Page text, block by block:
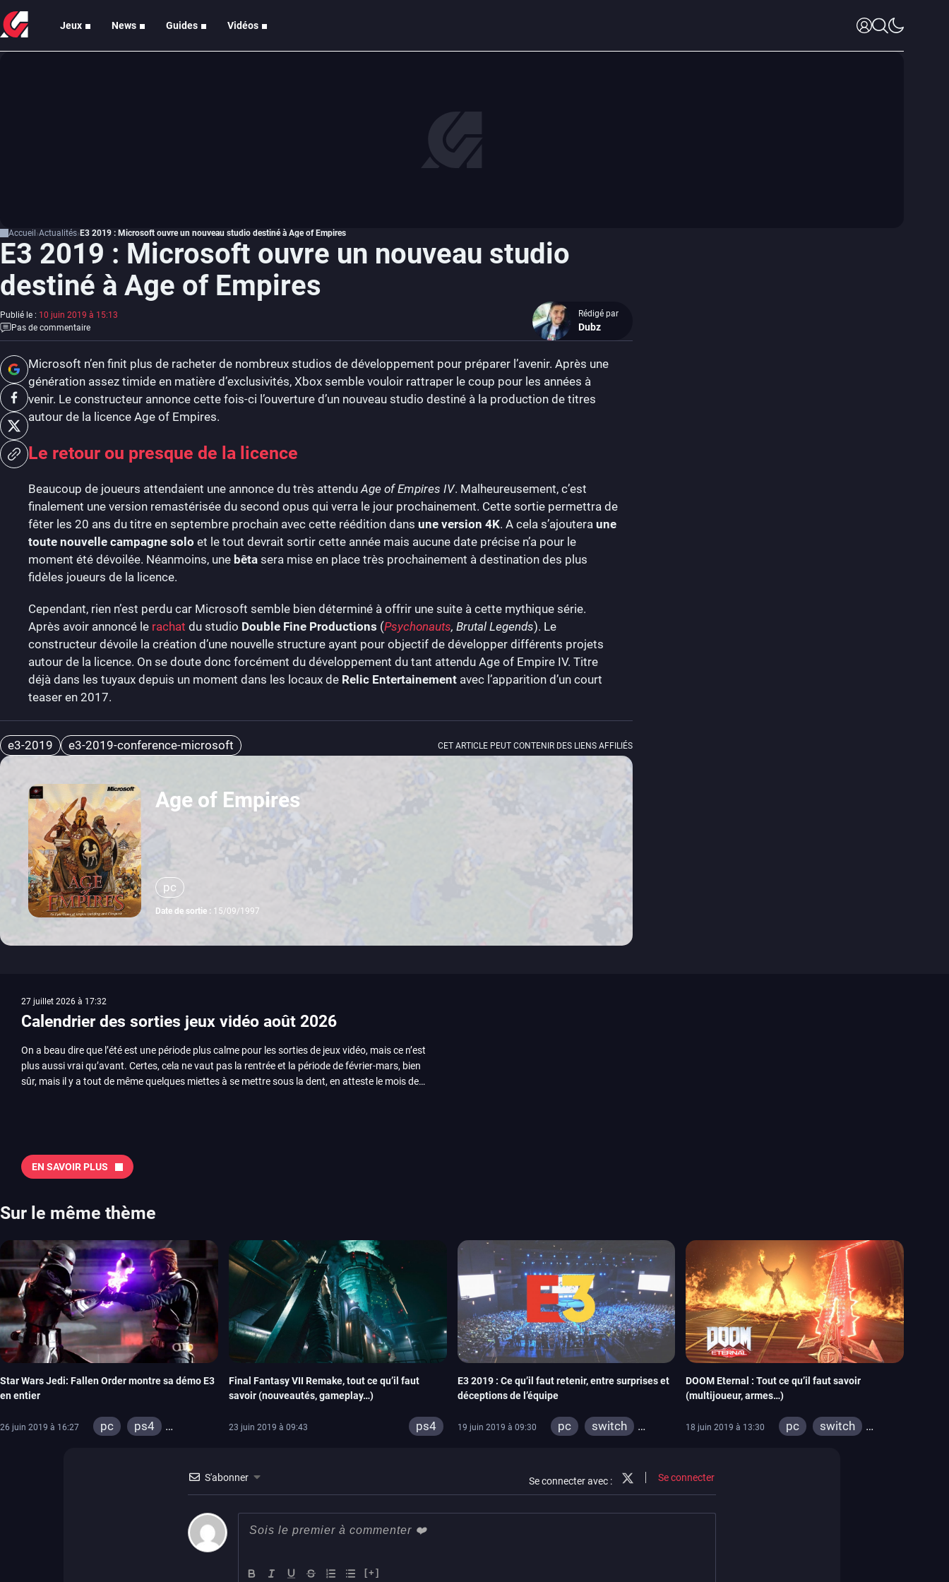
Jeux News Guides Vidéos
Accueil Actualités E3 2019 : Microsoft ouvre un nouveau studio destiné à Age of Empires
E3 2019 : Microsoft ouvre un nouveau studio
destiné à Age of Empires
Publié le : 10 juin 2019 à 15:13
Pas de commentaire
Rédigé par
Dubz
Microsoft n’en finit plus de racheter de nombreux studios de développement pour préparer l’avenir. Après une
génération assez timide en matière d’exclusivités, Xbox semble vouloir rattraper le coup pour les années à
venir. Le constructeur annonce cette fois-ci l’ouverture d’un nouveau studio destiné à la production de titres
autour de la licence Age of Empires.
Le retour ou presque de la licence
Beaucoup de joueurs attendaient une annonce du très attenduAge of Empires IV. Malheureusement, c’est
finalement une version remastérisée du second opus qui verra le jour prochainement. Cette sortie permettra de
fêter les 20 ans du titre en septembre prochain avec cette réédition dans une version 4K. A cela s’ajoutera une
toute nouvelle campagne solo et le tout devrait sortir cette année mais aucune date précise n’a pour le
moment été dévoilée. Néanmoins, une bêta sera mise en place très prochainement à destination des plus
fidèles joueurs de la licence.
Cependant, rien n’est perdu car Microsoft semble bien déterminé à offrir une suite à cette mythique série.
Après avoir annoncé le rachat du studio Double Fine Productions (Psychonauts, Brutal Legends). Le
constructeur dévoile la création d’une nouvelle structure ayant pour objectif de développer différents projets
autour de la licence. On se doute donc forcément du développement du tant attendu Age of Empire IV. Titre
déjà dans les tuyaux depuis un moment dans les locaux de Relic Entertainement avec l’apparition d’un court
teaser en 2017.
e3-2019 e3-2019-conference-microsoft CET ARTICLE PEUT CONTENIR DES LIENS AFFILIÉS
Age of Empires
pc
Date de sortie : 15/09/1997
27 juillet 2026 à 17:32
Calendrier des sorties jeux vidéo août 2026
On a beau dire que l’été est une période plus calme pour les sorties de jeux vidéo, mais ce n’est
plus aussi vrai qu’avant. Certes, cela ne vaut pas la rentrée et la période de février-mars, bien
sûr, mais il y a tout de même quelques miettes à se mettre sous la dent, en atteste le mois de
Tokon ou encore Beast of Reincarnation, qui nous montre que Game Freak sait faire autre
chose d’ambitieux que Pokémon. On n’oubliera pas la période de Gamescom, avec Star Wars,
2026 Vous trouverez ici tous les jeux majeurs qui sortiront au mois de juin. Vous trouverez
aussi les jeux de ce mois dans notre page dédiée…
EN SAVOIR PLUS
Sur le même thème
Star Wars Jedi: Fallen Order montre sa démo E3
en entier
26 juin 2019 à 16:27 pc
ps4
Final Fantasy VII Remake, tout ce qu’il faut
savoir (nouveautés, gameplay…)
23 juin 2019 à 09:43 ps4
E3 2019 : Ce qu’il faut retenir, entre surprises et
déceptions de l’équipe
19 juin 2019 à 09:30 pc
switch
DOOM Eternal : Tout ce qu’il faut savoir
(multijoueur, armes…)
18 juin 2019 à 13:30 pc
switch
S'abonner Se connecter avec : Se connecter
[+]